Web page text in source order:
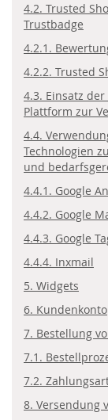
4.2. Trusted
Trustbadge
4.2.1.
4.2.2. Trusted
4.3. Einsatz
Plattform zur
4.4.
Technologien
und
4.4.1. Google
4.4.2. Google
4.4.3. Google
4.4.4. Inxmail
5. Widgets
6. Kundenkonto
7. Bestellung
7.1.
7.2.
8. Versendung